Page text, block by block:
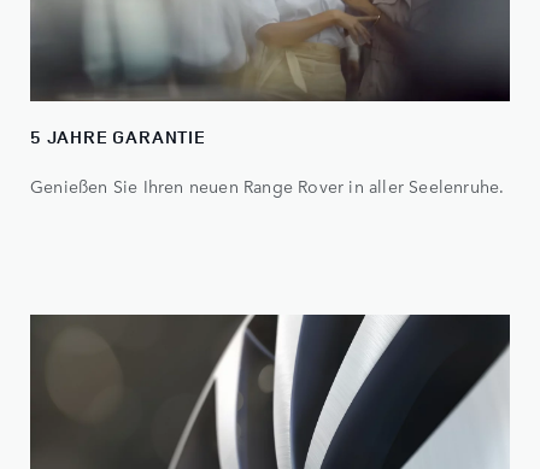
5 JAHRE GARANTIE
Genießen Sie Ihren neuen Range Rover in aller Seelenruhe.